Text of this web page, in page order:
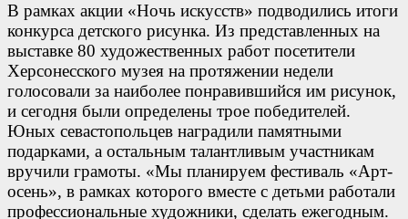
В рамках акции «Ночь искусств» подводились итоги
конкурса детского рисунка. Из представленных на
выставке 80 художественных работ посетители
Херсонесского музея на протяжении недели
голосовали за наиболее понравившийся им рисунок,
и сегодня были определены трое победителей.
Юных севастопольцев наградили памятными
подарками, а остальным талантливым участникам
вручили грамоты. «Мы планируем фестиваль «Арт-
осень», в рамках которого вместе с детьми работали
профессиональные художники, сделать ежегодным.